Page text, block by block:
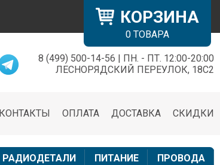
КОРЗИНА
0 ТОВАРА
8 (499) 500-14-56 | ПН. - ПТ. 12:00-20:00
ЛЕСНОРЯДСКИЙ ПЕРЕУЛОК, 18С2
СКИДКИ
ДОСТАВКА
ОПЛАТА
КОНТАКТЫ
РАДИОДЕТАЛИ ПИТАНИЕ ПРОВОДА